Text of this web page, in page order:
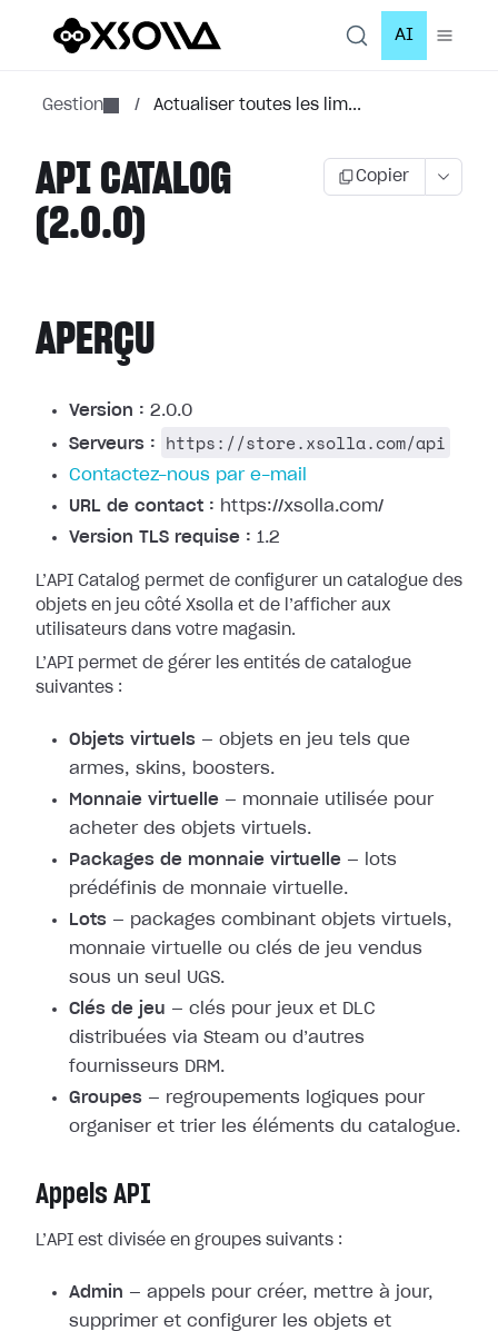
AI
Gestion / Actualiser toutes les lim...
API CATALOG
(2.0.0)
Copier
APERÇU
Version : 2.0.0
Serveurs :
https://store.xsolla.com/api
Contactez-nous par e-mail
URL de contact : https://xsolla.com/
Version TLS requise : 1.2
L’API Catalog permet de configurer un catalogue des
objets en jeu côté Xsolla et de l’afficher aux
utilisateurs dans votre magasin.
L’API permet de gérer les entités de catalogue
suivantes :
Objets virtuels — objets en jeu tels que
armes, skins, boosters.
Monnaie virtuelle — monnaie utilisée pour
acheter des objets virtuels.
Packages de monnaie virtuelle — lots
prédéfinis de monnaie virtuelle.
Lots — packages combinant objets virtuels,
monnaie virtuelle ou clés de jeu vendus
sous un seul UGS.
Clés de jeu — clés pour jeux et DLC
distribuées via Steam ou d’autres
fournisseurs DRM.
Groupes — regroupements logiques pour
organiser et trier les éléments du catalogue.
Appels API
L’API est divisée en groupes suivants :
Admin — appels pour créer, mettre à jour,
supprimer et configurer les objets et